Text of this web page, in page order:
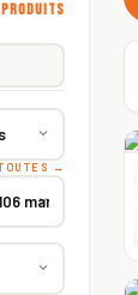
produits
→